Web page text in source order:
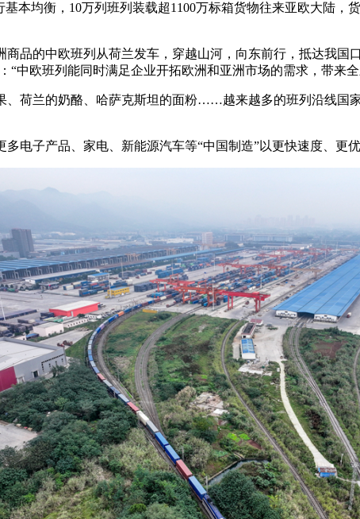
基本均衡，10万列班列装载超1100万标箱货物往来亚欧大陆，
商品的中欧班列从荷兰发车，穿越山河，向东前行，抵达我国
“中欧班列能同时满足企业开拓欧洲和亚洲市场的需求，带来
、荷兰的奶酪、哈萨克斯坦的面粉……越来越多的班列沿线国
电子产品、家电、新能源汽车等“中国制造”以更快速度、更